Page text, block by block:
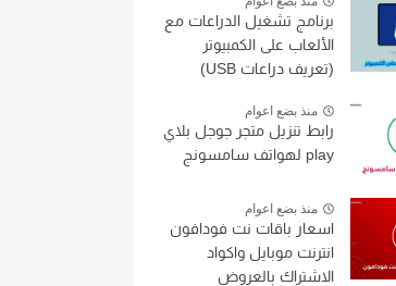
برنامج تشغيل الدراعات مع
الألعاب على الكمبيوتر
(تعريف دراعات USB)
منذ بضع اعوام
رابط تنزيل متجر جوجل بلاي
play لهواتف سامسونج
منذ بضع اعوام
اسعار باقات نت فودافون
انترنت موبايل واكواد
الاشتراك بالعروض